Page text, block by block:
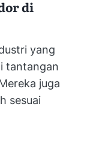
di
yang
tantangan
juga
sesuai